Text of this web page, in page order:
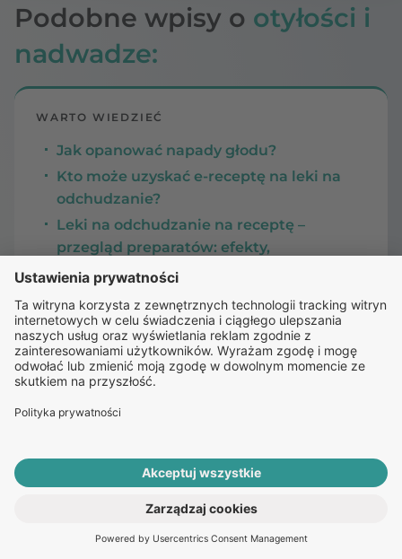
ROZPOCZNIJ E-KONSULTACJĘ
Podobne wpisy o otyłości i
nadwadze:
WARTO WIEDZIEĆ
Jak opanować napady głodu?
Kto może uzyskać e-receptę na leki na
odchudzanie?
Leki na odchudzanie na receptę –
przegląd preparatów: efekty,
skuteczność, skutki uboczne
Jaki specjalista może pomóc w leczeniu
otyłości online? Do kogo się zwrócić?
Jak działa retatrutyd? Czy ten nowy lek
na otyłość i cukrzycę będzie przełomem?